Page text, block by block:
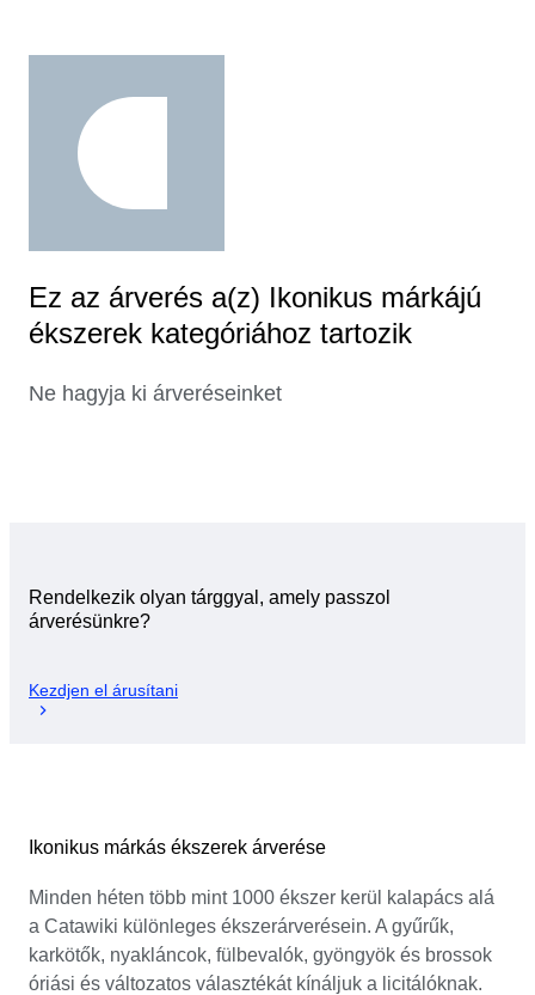
Ez az árverés a(z) Ikonikus márkájú
ékszerek kategóriához tartozik
Ne hagyja ki árveréseinket
Rendelkezik olyan tárggyal, amely passzol
árverésünkre?
Kezdjen el árusítani
Ikonikus márkás ékszerek árverése
Minden héten több mint 1000 ékszer kerül kalapács alá
a Catawiki különleges ékszerárverésein. A gyűrűk,
karkötők, nyakláncok, fülbevalók, gyöngyök és brossok
óriási és változatos választékát kínáljuk a licitálóknak.